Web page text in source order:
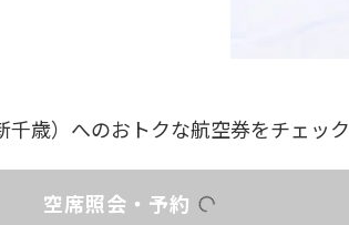
千歳）へのおトクな航空券をチェック
空席照会・予約